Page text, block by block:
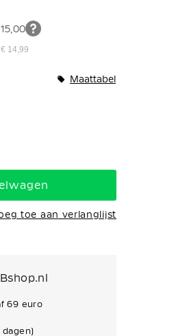
14,99
Maattabel
toe aan verlanglijst
69 euro